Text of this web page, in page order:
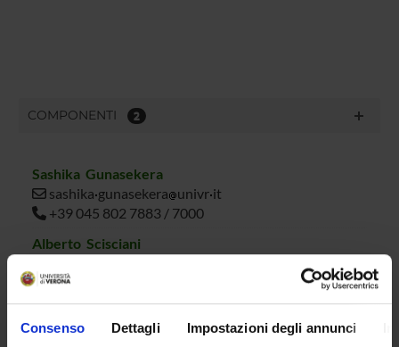
Consenso Dettagli Impostazioni degli annunci
COMPONENTI 2
Sashika Gunasekera
sashika gunasekera univr it
+39 045 802 7883 / 7000
Alberto Scisciani
+39 045 802 7881 / 7000